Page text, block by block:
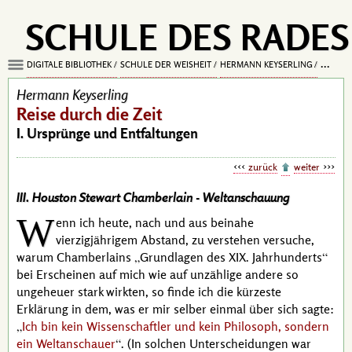
SCHULE DES RADES
DIGITALE BIBLIOTHEK SCHULE DER WEISHEIT HERMANN KEYSERLING REISE
Hermann Keyserling
Reise durch die Zeit
I. Ursprünge und Entfaltungen
zurück weiter
III. Houston Stewart Chamberlain - Weltanschauung
Wenn ich heute, nach und aus beinahe
vierzigjährigem Abstand, zu verstehen versuche,
warum Chamberlains Grundlagen des XIX. Jahrhunderts
bei Erscheinen auf mich wie auf unzählige andere so
ungeheuer stark wirkten, so finde ich die kürzeste
Erklärung in dem, was er mir selber einmal über sich sagte:
Ich bin kein Wissenschaftler und kein Philosoph, sondern
ein Weltanschauer . (In solchen Unterscheidungen war